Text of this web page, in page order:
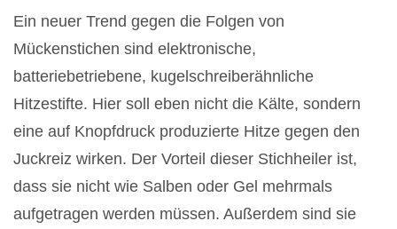
Ein neuer Trend gegen die Folgen von
Mückenstichen sind elektronische,
batteriebetriebene, kugelschreiberähnliche
Hitzestifte. Hier soll eben nicht die Kälte, sondern
eine auf Knopfdruck produzierte Hitze gegen den
Juckreiz wirken. Der Vorteil dieser Stichheiler ist,
dass sie nicht wie Salben oder Gel mehrmals
aufgetragen werden müssen. Außerdem sind sie